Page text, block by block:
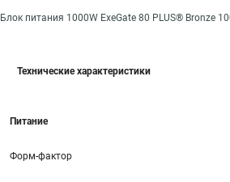
Блок питания 1000W ExeGate 80 PLUS® Bronze
Технические характеристики
Питание
Форм-фактор